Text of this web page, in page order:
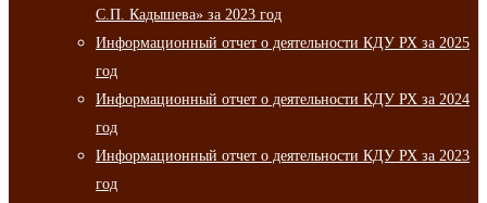
С.П. Кадышева» за 2023 год
Информационный отчет о деятельности КДУ РХ за 2025
год
Информационный отчет о деятельности КДУ РХ за 2024
год
Информационный отчет о деятельности КДУ РХ за 2023
год